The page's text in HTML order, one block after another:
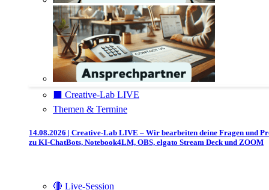
⬛️ Creative-Lab LIVE
Themen & Termine
14.08.2026 | Creative-Lab LIVE – Wir bearbeiten deine Fragen und
zu KI-ChatBots, Notebook4LM, OBS, elgato Stream Deck und ZOOM
🔴 Live-Session